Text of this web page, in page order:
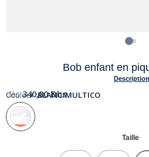
Bob enfant en
Description
dès 340,00Dhs
Couleur :BLANC/MULTICO
Taille